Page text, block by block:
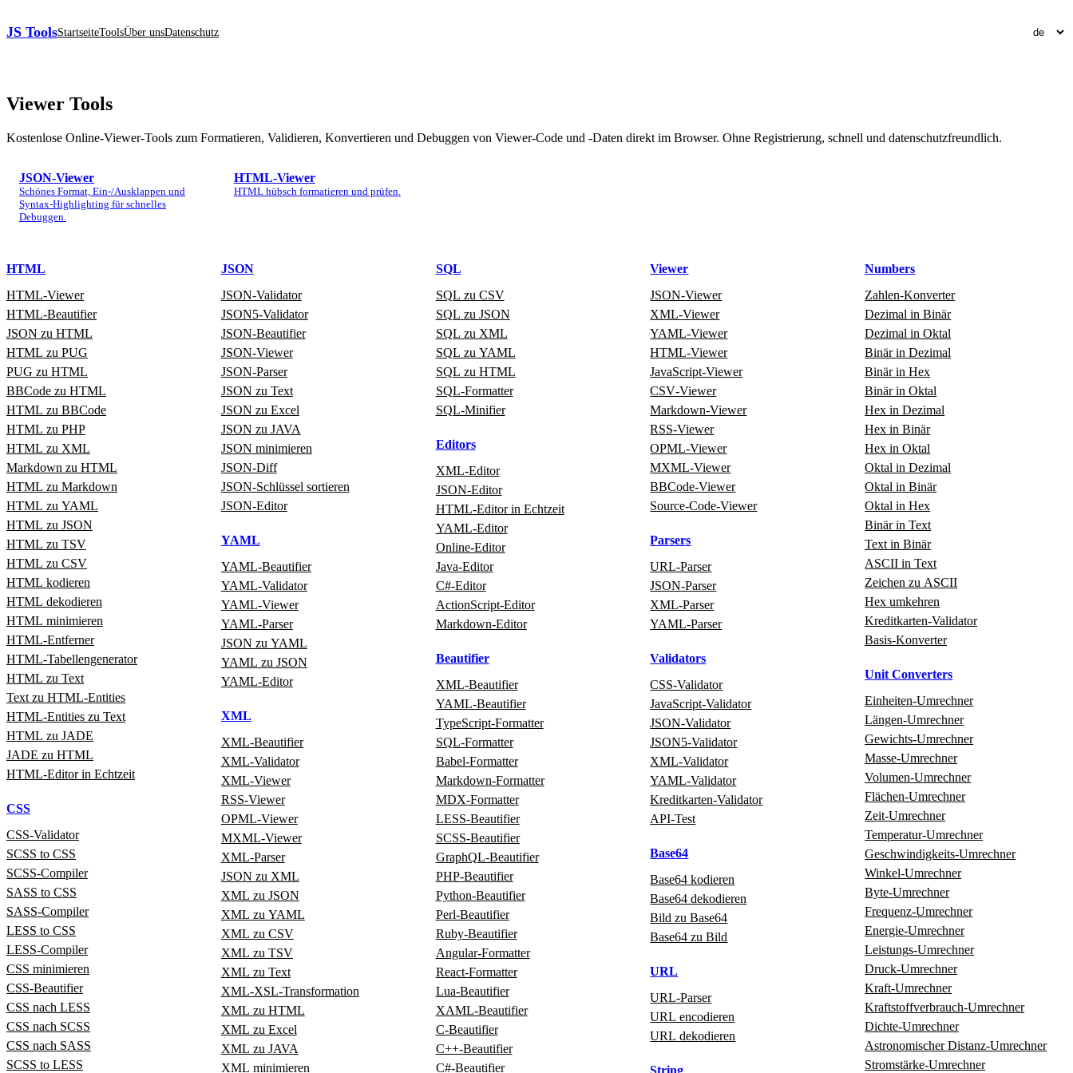
JS ToolsStartseiteToolsÜber unsDatenschutz
Viewer Tools
Kostenlose Online‑Viewer‑Tools zum Formatieren, Validieren, Konvertieren und Debuggen von Viewer‑Code und ‑Daten direkt im Browser. Ohne Registrierung, schnell und datenschutzfreundlich.
JSON‑Viewer
Schönes Format, Ein-/Ausklappen und
Syntax‑Highlighting für schnelles
Debuggen.
HTML‑Viewer
HTML hübsch formatieren und prüfen.
HTML
HTML‑Viewer
HTML‑Beautifier
JSON zu HTML
HTML zu PUG
PUG zu HTML
BBCode zu HTML
HTML zu BBCode
HTML zu PHP
HTML zu XML
Markdown zu HTML
HTML zu Markdown
HTML zu YAML
HTML zu JSON
HTML zu TSV
HTML zu CSV
HTML kodieren
HTML dekodieren
HTML minimieren
HTML‑Entferner
HTML‑Tabellengenerator
HTML zu Text
Text zu HTML‑Entities
HTML‑Entities zu Text
HTML zu JADE
JADE zu HTML
HTML‑Editor in Echtzeit
CSS
CSS‑Validator
SCSS to CSS
SCSS‑Compiler
SASS to CSS
SASS‑Compiler
LESS to CSS
LESS‑Compiler
CSS minimieren
CSS-Beautifier
CSS nach LESS
CSS nach SCSS
CSS nach SASS
SCSS to LESS
JSON
JSON‑Validator
JSON5‑Validator
JSON-Beautifier
JSON‑Viewer
JSON‑Parser
JSON zu Text
JSON zu Excel
JSON zu JAVA
JSON minimieren
JSON‑Diff
JSON‑Schlüssel sortieren
JSON‑Editor
YAML
YAML‑Beautifier
YAML‑Validator
YAML‑Viewer
YAML‑Parser
JSON zu YAML
YAML zu JSON
YAML‑Editor
XML
XML‑Beautifier
XML‑Validator
XML‑Viewer
RSS‑Viewer
OPML‑Viewer
MXML‑Viewer
XML‑Parser
JSON zu XML
XML zu JSON
XML zu YAML
XML zu CSV
XML zu TSV
XML zu Text
XML‑XSL‑Transformation
XML zu HTML
XML zu Excel
XML zu JAVA
XML minimieren
SQL
SQL zu CSV
SQL zu JSON
SQL zu XML
SQL zu YAML
SQL zu HTML
SQL‑Formatter
SQL‑Minifier
Editors
XML‑Editor
JSON‑Editor
HTML‑Editor in Echtzeit
YAML‑Editor
Online‑Editor
Java‑Editor
C#‑Editor
ActionScript‑Editor
Markdown‑Editor
Beautifier
XML‑Beautifier
YAML‑Beautifier
TypeScript‑Formatter
SQL‑Formatter
Babel‑Formatter
Markdown‑Formatter
MDX‑Formatter
LESS‑Beautifier
SCSS‑Beautifier
GraphQL‑Beautifier
PHP‑Beautifier
Python‑Beautifier
Perl‑Beautifier
Ruby‑Beautifier
Angular‑Formatter
React‑Formatter
Lua‑Beautifier
XAML‑Beautifier
C‑Beautifier
C++‑Beautifier
C#‑Beautifier
Viewer
JSON‑Viewer
XML‑Viewer
YAML‑Viewer
HTML‑Viewer
JavaScript‑Viewer
CSV‑Viewer
Markdown‑Viewer
RSS‑Viewer
OPML‑Viewer
MXML‑Viewer
BBCode‑Viewer
Source‑Code‑Viewer
Parsers
URL‑Parser
JSON‑Parser
XML‑Parser
YAML‑Parser
Validators
CSS‑Validator
JavaScript‑Validator
JSON‑Validator
JSON5‑Validator
XML‑Validator
YAML‑Validator
Kreditkarten‑Validator
API‑Test
Base64
Base64 kodieren
Base64 dekodieren
Bild zu Base64
Base64 zu Bild
URL
URL‑Parser
URL encodieren
URL dekodieren
String
Numbers
Zahlen‑Konverter
Dezimal in Binär
Dezimal in Oktal
Binär in Dezimal
Binär in Hex
Binär in Oktal
Hex in Dezimal
Hex in Binär
Hex in Oktal
Oktal in Dezimal
Oktal in Binär
Oktal in Hex
Binär in Text
Text in Binär
ASCII in Text
Zeichen zu ASCII
Hex umkehren
Kreditkarten‑Validator
Basis‑Konverter
Unit Converters
Einheiten‑Umrechner
Längen‑Umrechner
Gewichts‑Umrechner
Masse‑Umrechner
Volumen‑Umrechner
Flächen‑Umrechner
Zeit‑Umrechner
Temperatur‑Umrechner
Geschwindigkeits‑Umrechner
Winkel‑Umrechner
Byte‑Umrechner
Frequenz‑Umrechner
Energie‑Umrechner
Leistungs‑Umrechner
Druck‑Umrechner
Kraft‑Umrechner
Kraftstoffverbrauch‑Umrechner
Dichte‑Umrechner
Astronomischer Distanz‑Umrechner
Stromstärke‑Umrechner